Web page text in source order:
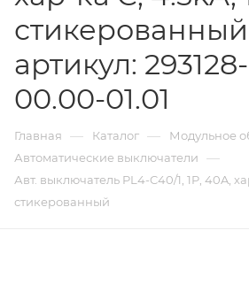
стикерованный
артикул:
00.00-01.01
Главная — Каталог — Модульное
Автоматические выключатели —
Авт. выключатель PL4-C40/1, 1P, 40A,
стикерованный